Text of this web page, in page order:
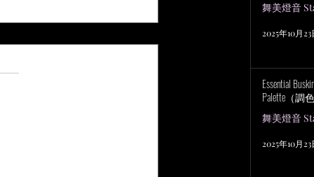
顆星）。
舞美燈音
2025年10月23
Essential
Palette（調
舞美燈音
2025年10月23